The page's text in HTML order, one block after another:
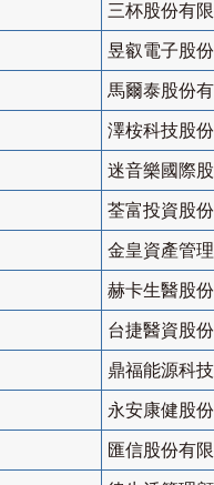
三杯股份有
昱叡電子股
馬爾泰股份
澤桉科技股
迷音樂國際
荃富投資股
金皇資產管
赫卡生醫股
台捷醫資股
鼎福能源科
永安康健股
匯信股份有